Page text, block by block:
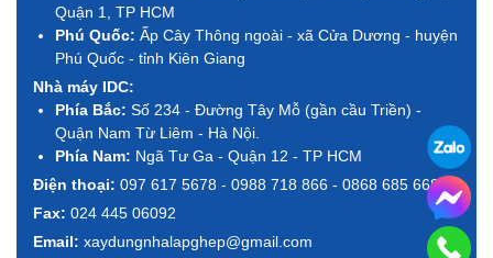
Quận 1, TP HCM
Phú Quốc: Ấp Cây Thông ngoài - xã Cửa Dương - huyện
Phú Quốc - tỉnh Kiên Giang
Nhà máy IDC:
Phía Bắc: Số 234 - Đường Tây Mỗ (gần cầu Triền) -
Quận Nam Từ Liêm - Hà Nội.
Phía Nam: Ngã Tư Ga - Quận 12 - TP HCM
Điện thoại: 097 617 5678 - 0988 718 866 - 0868 685 668
Fax: 024 445 06092
Email: xaydungnhalapghep@gmail.com